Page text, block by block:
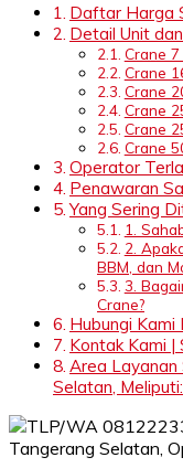
Daftar Harga
Detail Unit
Crane 7
Crane
Crane
Crane
Crane
Crane
Operator
Penawaran
Yang Sering
1.
2.
BBM, dan
3.
Crane?
Hubungi Kami
Kontak Kami |
Area Layanan
Selatan, Meliputi: